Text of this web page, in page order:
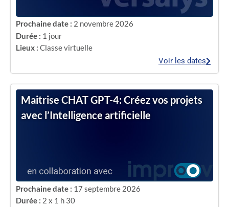
Prochaine date : 2 novembre 2026
Durée : 1 jour
Lieux : Classe virtuelle
Voir les dates
Maitrise CHAT GPT-4: Créez vos projets
avec l’Intelligence artificielle
Prochaine date : 17 septembre 2026
Durée : 2 x 1 h 30